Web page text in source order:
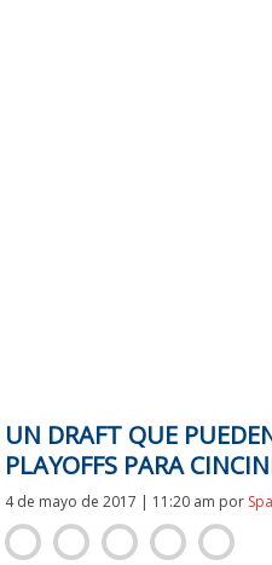
UN DRAFT QUE
PLAYOFFS PARA
4 de mayo de 2017 | 11:20 am por